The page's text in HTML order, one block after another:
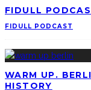
FIDULL
FIDULL PODCAST
WARM UP.
HISTORY